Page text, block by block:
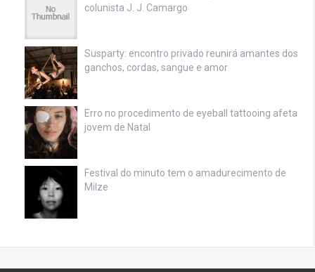
colunista J. J. Camargo
Susparty: encontro privado reunirá amantes dos
ganchos, cordas, sangue e amor
Erro no procedimento de eyeball tattooing afeta
jovem de Natal
Festival do minuto tem o amadurecimento de
Milze